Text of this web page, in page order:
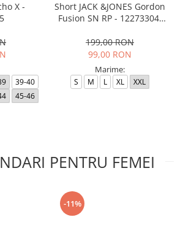
X -
39-40
45-46
Short JACK &JONES Gordon
Fusion SN RP - 12273304-
199,00 RON
99,00 RON
Marime:
S M L XL XXL
PENTRU FEMEI
-11%